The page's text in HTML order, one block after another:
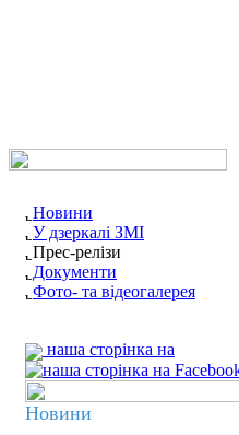
Новини
У дзеркалі ЗМІ
Прес-релізи
Документи
Фото- та відеогалерея
наша сторінка на
Новини